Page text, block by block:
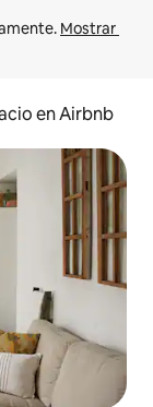
Mostrar
en Airbnb